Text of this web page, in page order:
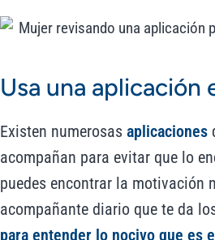
Usa una aplicación
Existen numerosas aplicaciones
acompañan para evitar que lo
puedes encontrar la motivación
acompañante diario que te da
para entender lo nocivo que es